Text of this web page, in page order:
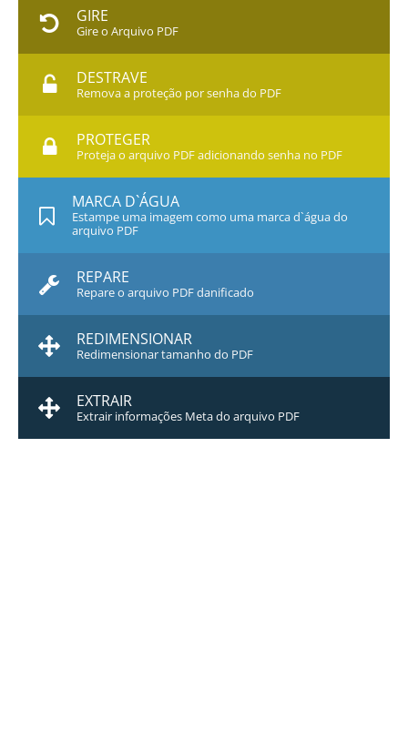
GIRE
Gire o Arquivo PDF
DESTRAVE
Remova a proteção por senha do PDF
PROTEGER
Proteja o arquivo PDF adicionando senha no PDF
MARCA D`ÁGUA
Estampe uma imagem como uma marca d`água do
arquivo PDF
REPARE
Repare o arquivo PDF danificado
REDIMENSIONAR
Redimensionar tamanho do PDF
EXTRAIR
Extrair informações Meta do arquivo PDF